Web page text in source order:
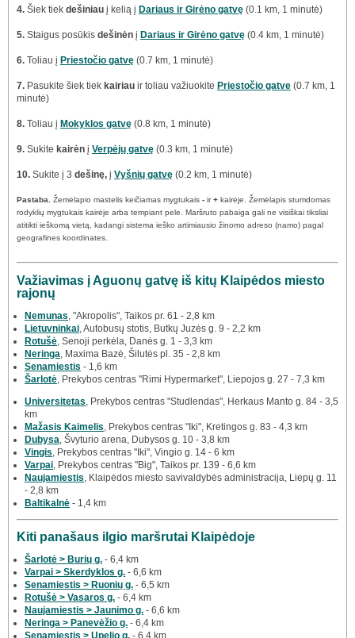
4. Šiek tiek dešiniau į kelią į Dariaus ir Girėno gatvę (0.1 km, 1 minutė)
5. Staigus posūkis dešinėn į Dariaus ir Girėno gatvę (0.4 km, 1 minutė)
6. Toliau į Priestočio gatvę (0.7 km, 1 minutė)
7. Pasukite šiek tiek kairiau ir toliau važiuokite Priestočio gatve (0.7 km, 1
minutė)
8. Toliau į Mokyklos gatvę (0.8 km, 1 minutė)
9. Sukite kairėn į Verpėjų gatvę (0.3 km, 1 minutė)
10. Sukite į 3 dešinę, į Vyšnių gatvę (0.2 km, 1 minutė)
Pastaba. Žemėlapio mastelis keičiamas mygtukais - ir+ kairėje. Žemėlapis stumdomas
rodyklių mygtukais kairėje arba tempiant pele. Maršruto pabaiga gali ne visiškai tiksliai
atitikti ieškomą vietą, kadangi sistema ieško artimiausio žinomo adreso (namo) pagal
geografines koordinates.
Važiavimas į Aguonų gatvę iš kitų Klaipėdos miesto
rajonų
Nemunas , "Akropolis", Taikos pr. 61 - 2,8 km
Lietuvninkai , Autobusų stotis, Butkų Juzės g. 9 - 2,2 km
Rotušė , Senoji perkėla, Danės g. 1 - 3,3 km
Neringa , Maxima Bazė, Šilutės pl. 35 - 2,8 km
Senamiestis - 1,6 km
Šarlotė , Prekybos centras "Rimi Hypermarket", Liepojos g. 27 - 7,3 km
Universitetas , Prekybos centras "Studlendas", Herkaus Manto g. 84 - 3,5
km
Mažasis Kaimelis , Prekybos centras "Iki", Kretingos g. 83 - 4,3 km
Dubysa , Švyturio arena, Dubysos g. 10 - 3,8 km
Vingis , Prekybos centras "Iki", Vingio g. 14 - 6 km
Varpai , Prekybos centras "Big", Taikos pr. 139 - 6,6 km
Naujamiestis , Klaipėdos miesto savivaldybės administracija, Liepų g. 11
- 2,8 km
Baltikalnė - 1,4 km
Kiti panašaus ilgio maršrutai Klaipėdoje
Šarlotė > Burių g. - 6,4 km
Varpai > Skerdyklos g. - 6,6 km
Senamiestis > Ruonių g. - 6,5 km
Rotušė > Vasaros g. - 6,4 km
Naujamiestis > Jaunimo g. - 6,6 km
Neringa > Panevėžio g. - 6,4 km
Senamiestis > Upelio g. - 6,4 km